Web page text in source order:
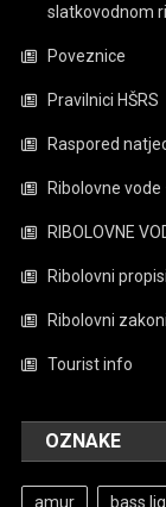
slatkovodnom
Poveznice
Pravilnici HŠRS
Raspored
Ribolovne
RIBOLOVNE
Ribolovni propisi
Ribolovni
Tourist info
OZNAKE
amur bass